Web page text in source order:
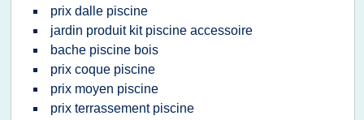
prix dalle piscine
jardin produit kit piscine accessoire
bache piscine bois
prix coque piscine
prix moyen piscine
prix terrassement piscine